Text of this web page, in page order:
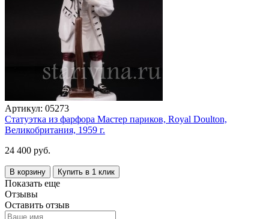
Артикул: 05273
Статуэтка из фарфора Мастер париков, Royal Doulton,
Великобритания, 1959 г.
24 400 руб.
В корзину Купить в 1 клик
Показать еще
Отзывы
Оставить отзыв